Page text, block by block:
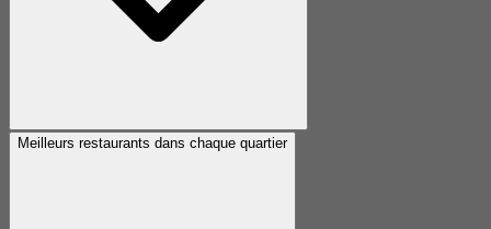
Meilleurs restaurants dans chaque quartier